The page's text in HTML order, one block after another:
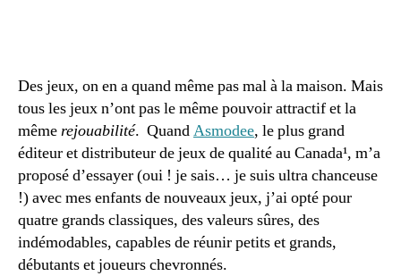
Des jeux, on en a quand même pas mal à la maison. Mais
tous les jeux n’ont pas le même pouvoir attractif et la
mêmerejouabilité. QuandAsmodee, le plus grand
éditeur et distributeur de jeux de qualité au Canada¹, m’a
proposé d’essayer (oui ! je sais… je suis ultra chanceuse
!) avec mes enfants de nouveaux jeux, j’ai opté pour
quatre grands classiques, des valeurs sûres, des
indémodables, capables de réunir petits et grands,
débutants et joueurs chevronnés.